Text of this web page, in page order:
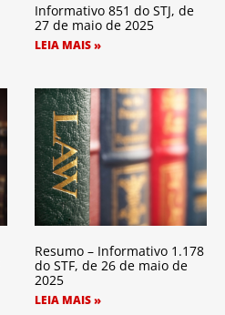
Informativo 851 do STJ, de
27 de maio de 2025
LEIA MAIS »
Resumo – Informativo 1.178
do STF, de 26 de maio de
2025
LEIA MAIS »